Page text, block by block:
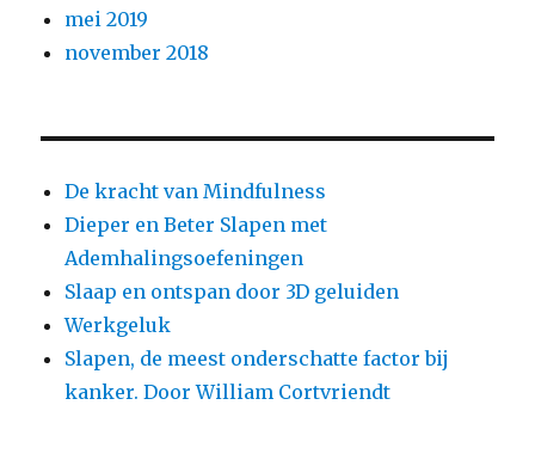
mei 2019
november 2018
De kracht van Mindfulness
Dieper en Beter Slapen met
Ademhalingsoefeningen
Slaap en ontspan door 3D geluiden
Werkgeluk
Slapen, de meest onderschatte factor bij
kanker. Door William Cortvriendt